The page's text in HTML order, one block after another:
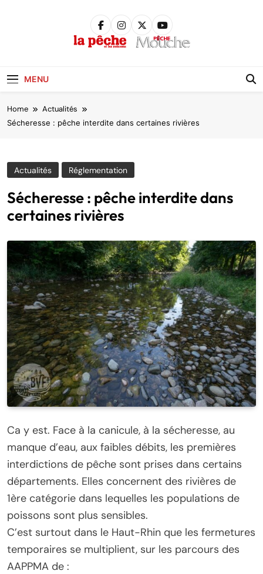
MENU
Home Actualités
Sécheresse : pêche interdite dans certaines rivières
Actualités Réglementation
Sécheresse : pêche interdite dans
certaines rivières
Ca y est. Face à la canicule, à la sécheresse, au
manque d’eau, aux faibles débits, les premières
interdictions de pêche sont prises dans certains
départements. Elles concernent des rivières de
1ère catégorie dans lequelles les populations de
poissons sont plus sensibles.
C’est surtout dans le Haut-Rhin que les fermetures
temporaires se multiplient, sur les parcours des
AAPPMA de :